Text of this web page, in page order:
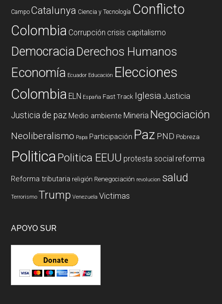
Campo Catalunya Ciencia y Tecnología Conflicto
Colombia Corrupción crisis capitalismo
DemocraciaDerechos Humanos
Economía Ecuador Educación Elecciones
Colombia ELN España Fast Track Iglesia Justicia
Justicia de paz Medio ambiente Mineria Negociación
Neoliberalismo Papa Participación Paz PND Pobreza
PoliticaPolitica EEUU protesta social reforma
Reforma tributaria religión Renegociación revolucion salud
Terrorismo Trump Venezuela Victimas
APOYO SUR